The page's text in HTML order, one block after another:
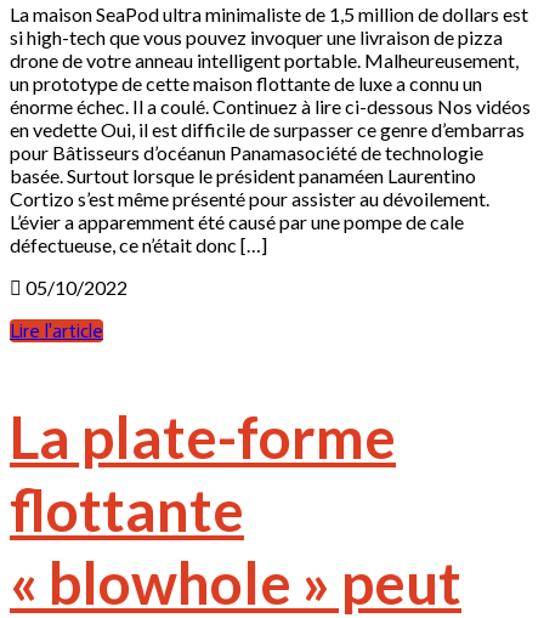
La maison SeaPod ultra minimaliste de 1,5 million de dollars est
si high-tech que vous pouvez invoquer une livraison de pizza
drone de votre anneau intelligent portable. Malheureusement,
un prototype de cette maison flottante de luxe a connu un
énorme échec. Il a coulé. Continuez à lire ci-dessous Nos vidéos
en vedette Oui, il est difficile de surpasser ce genre d’embarras
pour Bâtisseurs d’océanun Panamasociété de technologie
basée. Surtout lorsque le président panaméen Laurentino
Cortizo s’est même présenté pour assister au dévoilement.
L’évier a apparemment été causé par une pompe de cale
défectueuse, ce n’était donc […]
05/10/2022
Lire l'article
La plate-forme
flottante
« blowhole » peut